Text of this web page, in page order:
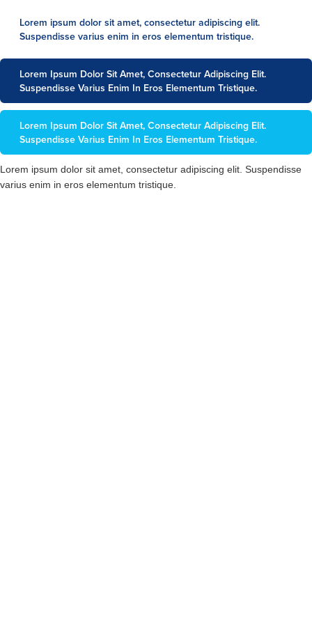
Lorem ipsum dolor sit amet, consectetur adipiscing elit.
Suspendisse varius enim in eros elementum tristique.
Lorem Ipsum Dolor Sit Amet, Consectetur Adipiscing Elit.
Suspendisse Varius Enim In Eros Elementum Tristique.
Lorem Ipsum Dolor Sit Amet, Consectetur Adipiscing Elit.
Suspendisse Varius Enim In Eros Elementum Tristique.
Lorem ipsum dolor sit amet, consectetur adipiscing elit. Suspendisse
varius enim in eros elementum tristique.